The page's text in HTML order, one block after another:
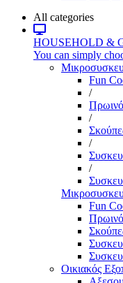
All categories
HOUSEHOLD &
You can simply
Fun
/
Πρωινό
/
/
/
Fun
Πρωινό
Οικιακός